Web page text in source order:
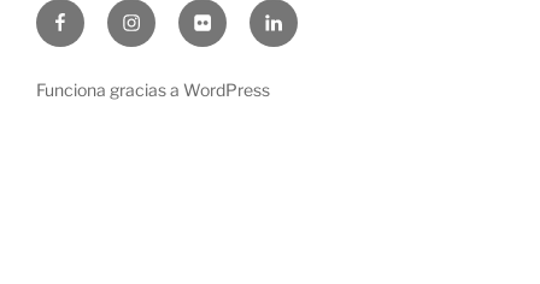
FacebookInstagramFlickr Linkedin
Funciona gracias a WordPress